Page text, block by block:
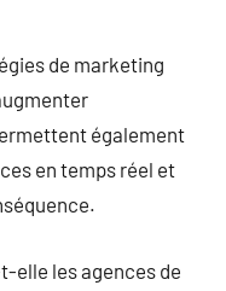
de marketing
également
en temps réel et
elle les agences de